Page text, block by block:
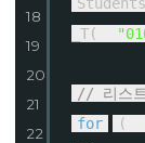
18
19
20
21
22
_T(
// 리스
for
(